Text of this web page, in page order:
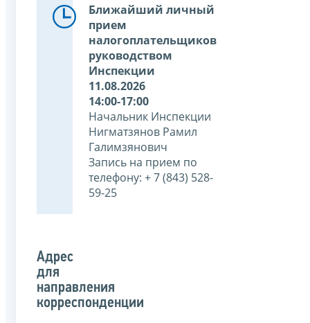
Ближайший личный
прием
налогоплательщиков
руководством
Инспекции
11.08.2026
14:00-17:00
Начальник Инспекции
Нигматзянов Рамил
Галимзянович
Запись на прием по
телефону: + 7 (843) 528-
59-25
Адрес
для
направления
корреспонденции